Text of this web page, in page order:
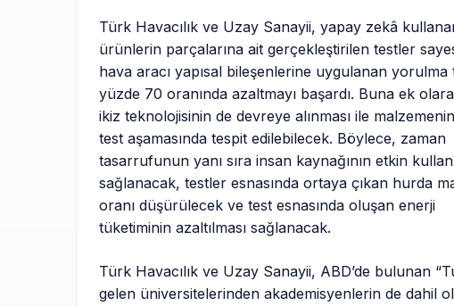
Türk Havacılık ve Uzay Sanayii, yapay zekâ
ürünlerin parçalarına ait gerçekleştirilen testler
hava aracı yapısal bileşenlerine uygulanan yorulma
yüzde 70 oranında azaltmayı başardı. Buna ek
ikiz teknolojisinin de devreye alınması ile
test aşamasında tespit edilebilecek. Böylece, zaman
tasarrufunun yanı sıra insan kaynağının etkin
sağlanacak, testler esnasında ortaya çıkan hurda
oranı düşürülecek ve test esnasında oluşan enerji
tüketiminin azaltılması sağlanacak.
Türk Havacılık ve Uzay Sanayii, ABD’de bulunan
gelen üniversitelerinden akademisyenlerin de dahil